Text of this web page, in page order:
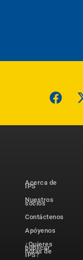
Acerca de
IPS
Nuestros
socios
Contáctenos
Apóyenos
¿Quieres
publicar
notas de
IPS?